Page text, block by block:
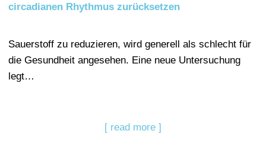
circadianen Rhythmus zurücksetzen
Sauerstoff zu reduzieren, wird generell als schlecht für
die Gesundheit angesehen. Eine neue Untersuchung
legt…
[ read more ]